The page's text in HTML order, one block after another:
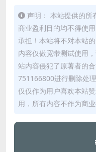
声明： 本站提供的所
商业盈利目的均不得使
承担！本站将不对本站
内容仅做宽带测试使用
站内容侵犯了原著者的
751166800进行删除处
仅仅作为用户喜欢本站
用，所有内容不作为商业